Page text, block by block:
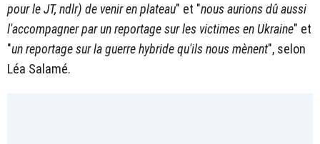
pour le JT, ndlr) de venir en plateau" et "nous aurions dû aussi
l'accompagner par un reportage sur les victimes en Ukraine" et
"un reportage sur la guerre hybride qu'ils nous mènent", selon
Léa Salamé.